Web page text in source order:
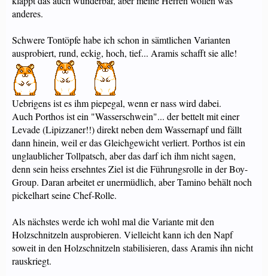
anderes.
Schwere Tontöpfe habe ich schon in sämtlichen Varianten
ausprobiert, rund, eckig, hoch, tief... Aramis schafft sie alle!
Uebrigens ist es ihm piepegal, wenn er nass wird dabei.
Auch Porthos ist ein "Wasserschwein"... der bettelt mit einer
Levade (Lipizzaner!!) direkt neben dem Wassernapf und fällt
dann hinein, weil er das Gleichgewicht verliert. Porthos ist ein
unglaublicher Tollpatsch, aber das darf ich ihm nicht sagen,
denn sein heiss ersehntes Ziel ist die Führungsrolle in der Boy-
Group. Daran arbeitet er unermüdlich, aber Tamino behält noch
pickelhart seine Chef-Rolle.
Als nächstes werde ich wohl mal die Variante mit den
Holzschnitzeln ausprobieren. Vielleicht kann ich den Napf
soweit in den Holzschnitzeln stabilisieren, dass Aramis ihn nicht
rauskriegt.